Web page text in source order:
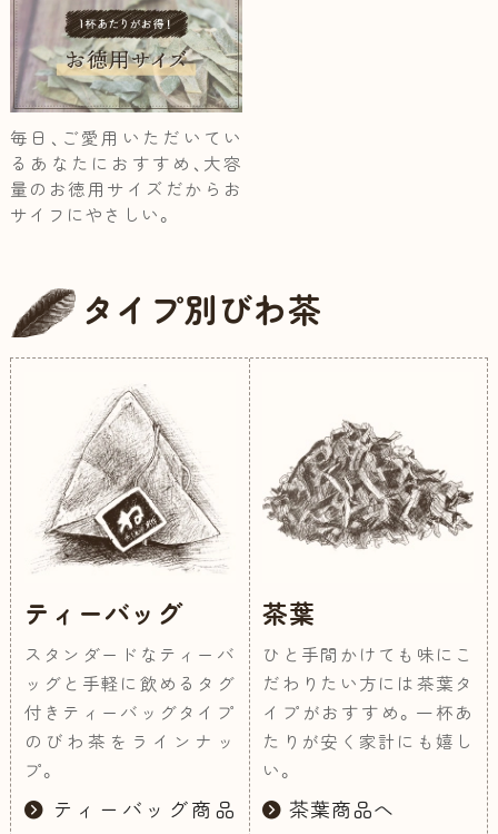
毎日、ご愛用いただいてい
るあなたにおすすめ、大容
量のお徳用サイズだからお
サイフにやさしい。
タイプ別びわ茶
ティーバッグ
スタンダードなティーバ
ッグと手軽に飲めるタグ
付きティーバッグタイプ
のびわ茶をラインナッ
プ。
ティーバッグ商品
茶葉
ひと手間かけても味にこ
だわりたい方には茶葉タ
イプがおすすめ。一杯あ
たりが安く家計にも嬉し
い。
茶葉商品へ